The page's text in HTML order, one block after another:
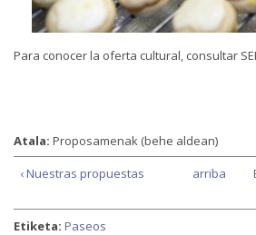
Para conocer la oferta cultural, consultar
Atala: Proposamenak (behe aldean)
‹ Nuestras propuestas
arriba
Etiketa: Paseos